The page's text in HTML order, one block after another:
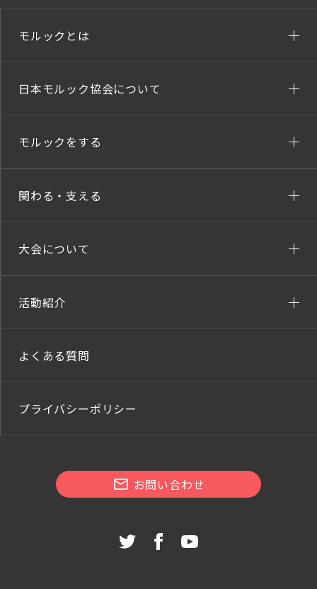
モルックとは
日本モルック協会について
モルックをする
関わる・支える
大会について
活動紹介
よくある質問
プライバシーポリシー
お問い合わせ